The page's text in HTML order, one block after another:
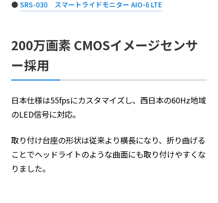
SRS-030 スマートライドモニター AIO-6 LTE
200万画素 CMOSイメージセンサ
ー採用
日本仕様は55fpsにカスタマイズし、西日本の60Hz地域
のLED信号に対応。
取り付け台座の形状は従来より横長になり、折り曲げる
ことでヘッドライトのような曲面にも取り付けやすくな
りました。